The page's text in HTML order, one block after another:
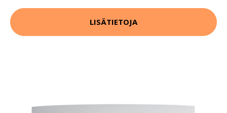
LISÄTIETOJA